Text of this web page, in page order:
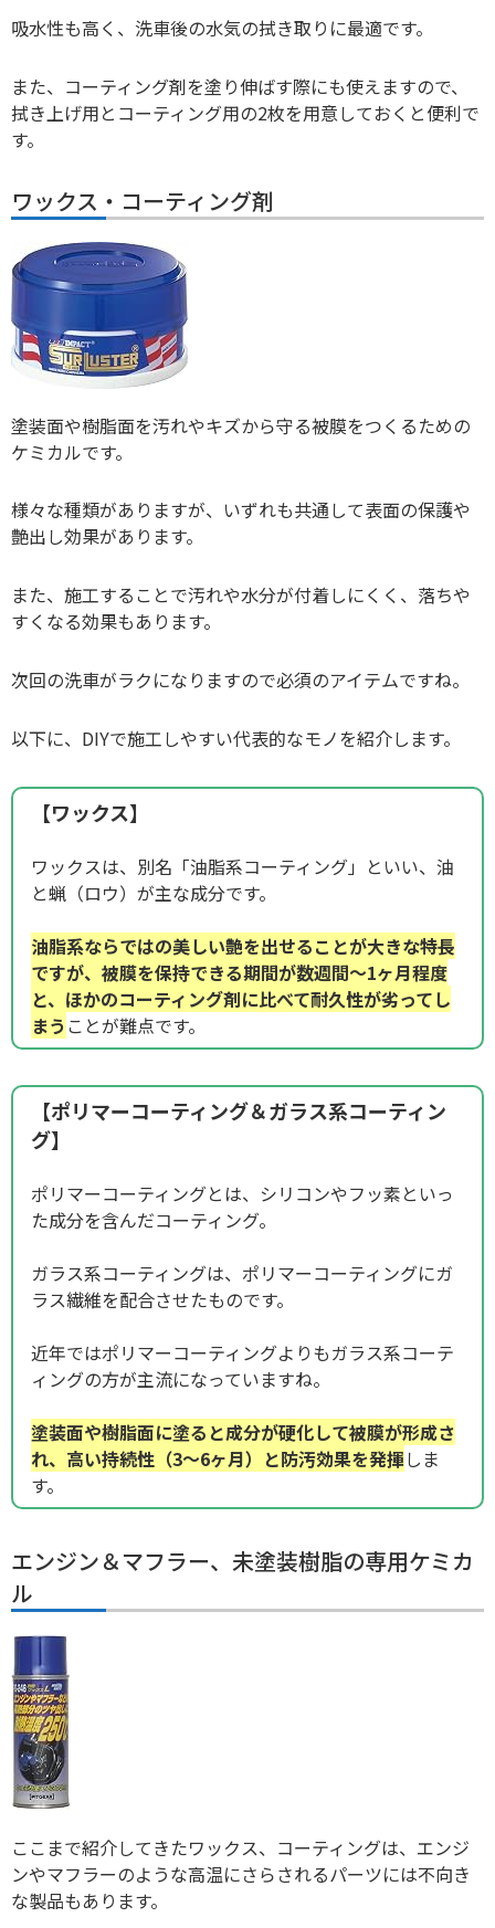
吸水性も高く、洗車後の水気の拭き取りに最適です。
また、コーティング剤を塗り伸ばす際にも使えますので、
拭き上げ用とコーティング用の2枚を用意しておくと便利で
す。
ワックス・コーティング剤
塗装面や樹脂面を汚れやキズから守る被膜をつくるための
ケミカルです。
様々な種類がありますが、いずれも共通して表面の保護や
艶出し効果があります。
また、施工することで汚れや水分が付着しにくく、落ちや
すくなる効果もあります。
次回の洗車がラクになりますので必須のアイテムですね。
以下に、DIYで施工しやすい代表的なモノを紹介します。
【ワックス】
ワックスは、別名「油脂系コーティング」といい、油
と蝋（ロウ）が主な成分です。
油脂系ならではの美しい艶を出せることが大きな特長
ですが、被膜を保持できる期間が数週間～1ヶ月程度
と、ほかのコーティング剤に比べて耐久性が劣ってし
まう ことが難点です。
【ポリマーコーティング＆ガラス系コーティン
グ】
ポリマーコーティングとは、シリコンやフッ素といっ
た成分を含んだコーティング。
ガラス系コーティングは、ポリマーコーティングにガ
ラス繊維を配合させたものです。
近年ではポリマーコーティングよりもガラス系コーテ
ィングの方が主流になっていますね。
塗装面や樹脂面に塗ると成分が硬化して被膜が形成さ
れ、高い持続性（3～6ヶ月）と防汚効果を発揮しま
す。
エンジン＆マフラー、未塗装樹脂の専用ケミカ
ル
ここまで紹介してきたワックス、コーティングは、エンジ
ンやマフラーのような高温にさらされるパーツには不向き
な製品もあります。